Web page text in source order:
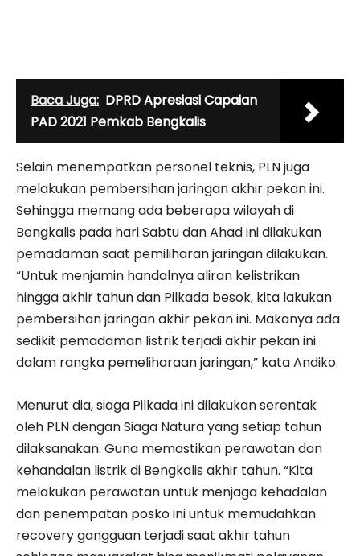
Baca Juga: DPRD Apresiasi Capaian
PAD 2021 Pemkab Bengkalis
Selain menempatkan personel teknis, PLN juga
melakukan pembersihan jaringan akhir pekan ini.
Sehingga memang ada beberapa wilayah di
Bengkalis pada hari Sabtu dan Ahad ini dilakukan
pemadaman saat pemiliharan jaringan dilakukan.
“Untuk menjamin handalnya aliran kelistrikan
hingga akhir tahun dan Pilkada besok, kita lakukan
pembersihan jaringan akhir pekan ini. Makanya ada
sedikit pemadaman listrik terjadi akhir pekan ini
dalam rangka pemeliharaan jaringan,” kata Andiko.
Menurut dia, siaga Pilkada ini dilakukan serentak
oleh PLN dengan Siaga Natura yang setiap tahun
dilaksanakan. Guna memastikan perawatan dan
kehandalan listrik di Bengkalis akhir tahun. “Kita
melakukan perawatan untuk menjaga kehadalan
dan penempatan posko ini untuk memudahkan
recovery gangguan terjadi saat akhir tahun